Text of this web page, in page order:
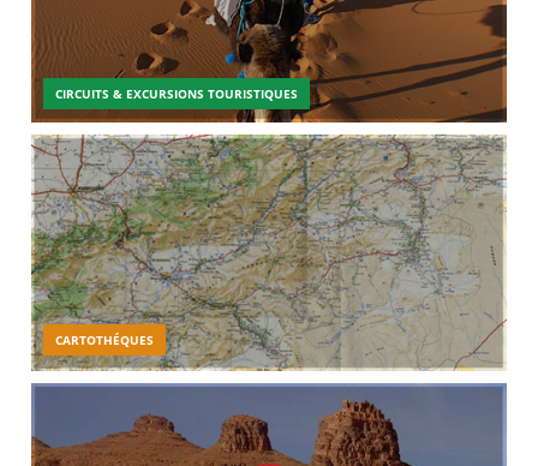
CIRCUITS & EXCURSIONS TOURISTIQUES
CARTOTHÉQUES